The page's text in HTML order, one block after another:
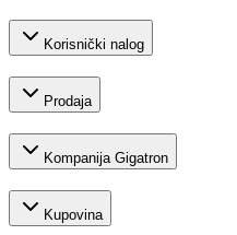
Korisnički nalog
Prodaja
Kompanija Gigatron
Kupovina